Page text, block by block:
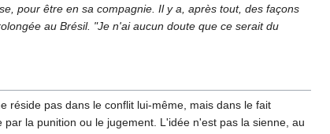
pour être en sa compagnie. Il y a, après tout, des façons
au Brésil. "Je n'ai aucun doute que ce serait du
réside pas dans le conflit lui-même, mais dans le fait
la punition ou le jugement. L'idée n'est pas la sienne, au